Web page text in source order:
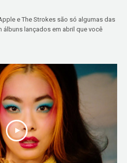
e The Strokes são só algumas das
lançados em abril que você